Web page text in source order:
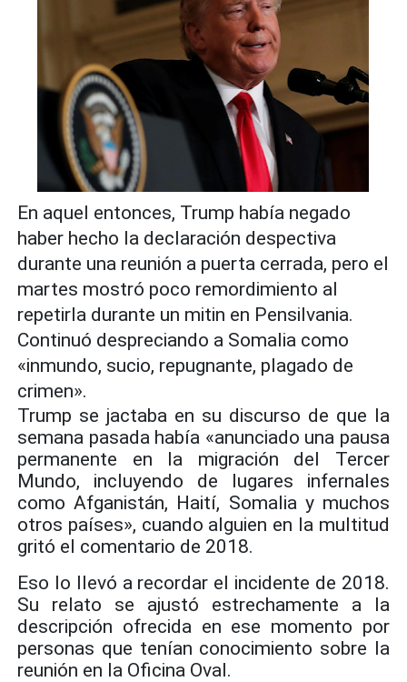
En aquel entonces, Trump había negado
haber hecho la declaración despectiva
durante una reunión a puerta cerrada, pero el
martes mostró poco remordimiento al
repetirla durante un mitin en Pensilvania.
Continuó despreciando a Somalia como
«inmundo, sucio, repugnante, plagado de
crimen».
Trump se jactaba en su discurso de que la
semana pasada había «anunciado una pausa
permanente en la migración del Tercer
Mundo, incluyendo de lugares infernales
como Afganistán, Haití, Somalia y muchos
otros países», cuando alguien en la multitud
gritó el comentario de 2018.
Eso lo llevó a recordar el incidente de 2018.
Su relato se ajustó estrechamente a la
descripción ofrecida en ese momento por
personas que tenían conocimiento sobre la
reunión en la Oficina Oval.